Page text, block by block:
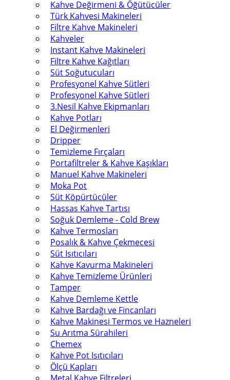
Kahve Değirmeni & Öğütücüler
Türk Kahvesi Makineleri
Filtre Kahve Makineleri
Kahveler
Instant Kahve Makineleri
Filtre Kahve Kağıtları
Süt Soğutucuları
Profesyonel Kahve Sütleri
Profesyonel Kahve Sütleri
3.Nesil Kahve Ekipmanları
Kahve Potları
El Değirmenleri
Dripper
Temizleme Fırçaları
Portafiltreler & Kahve Kaşıkları
Manuel Kahve Makineleri
Moka Pot
Süt Köpürtücüler
Hassas Kahve Tartısı
Soğuk Demleme - Cold Brew
Kahve Termosları
Posalık & Kahve Çekmecesi
Süt Isıtıcıları
Kahve Kavurma Makineleri
Kahve Temizleme Ürünleri
Tamper
Kahve Demleme Kettle
Kahve Bardağı ve Fincanları
Kahve Makinesi Termos ve Hazneleri
Su Arıtma Sürahileri
Chemex
Kahve Pot Isıtıcıları
Ölçü Kapları